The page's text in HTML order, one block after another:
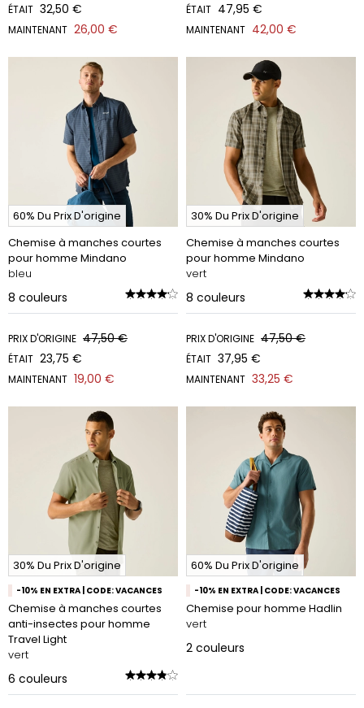
ÉTAIT 32,50 €
MAINTENANT 26,00 €
ÉTAIT 47,95 €
MAINTENANT 42,00 €
60% Du Prix D'origine
Chemise à manches courtes
pour homme Mindano
bleu
8 couleurs
PRIX D'ORIGINE 47,50 €
ÉTAIT 23,75 €
MAINTENANT 19,00 €
30% Du Prix D'origine
Chemise à manches courtes
pour homme Mindano
vert
8 couleurs
PRIX D'ORIGINE 47,50 €
ÉTAIT 37,95 €
MAINTENANT 33,25 €
30% Du Prix D'origine
-10% EN EXTRA | CODE: VACANCES
Chemise à manches courtes
anti-insectes pour homme
Travel Light
vert
6 couleurs
60% Du Prix D'origine
-10% EN EXTRA | CODE: VACANCES
Chemise pour homme Hadlin
vert
2 couleurs